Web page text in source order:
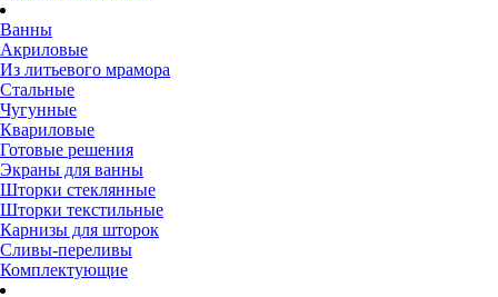
Ванны
Акриловые
Из литьевого мрамора
Стальные
Чугунные
Квариловые
Готовые решения
Экраны для ванны
Шторки стеклянные
Шторки текстильные
Карнизы для шторок
Сливы-переливы
Комплектующие